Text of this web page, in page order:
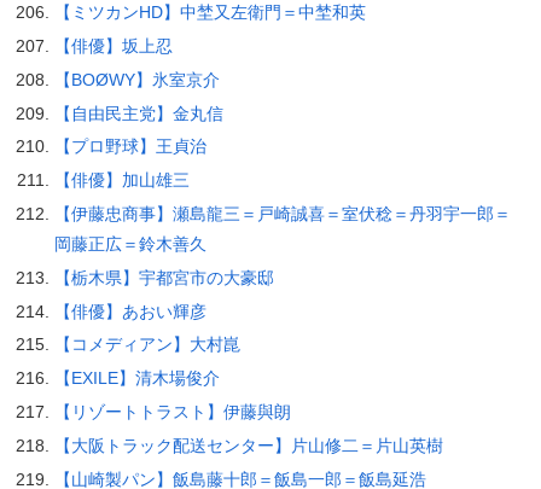
【ミツカンHD】中埜又左衛門＝中埜和英
【俳優】坂上忍
【BOØWY】氷室京介
【自由民主党】金丸信
【プロ野球】王貞治
【俳優】加山雄三
【伊藤忠商事】瀬島龍三＝戸崎誠喜＝室伏稔＝丹羽宇一郎＝
岡藤正広＝鈴木善久
【栃木県】宇都宮市の大豪邸
【俳優】あおい輝彦
【コメディアン】大村崑
【EXILE】清木場俊介
【リゾートトラスト】伊藤與朗
【大阪トラック配送センター】片山修二＝片山英樹
【山崎製パン】飯島藤十郎＝飯島一郎＝飯島延浩